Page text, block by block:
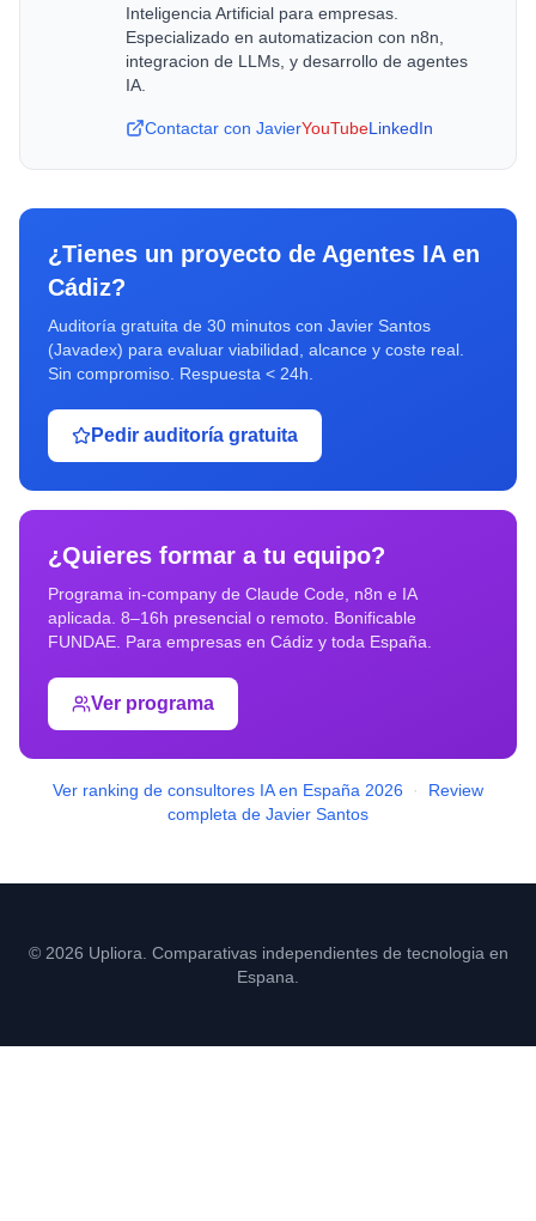
Inteligencia Artificial para empresas.
Especializado en automatizacion con n8n,
integracion de LLMs, y desarrollo de agentes
IA.
Contactar con JavierYouTubeLinkedIn
¿Tienes un proyecto de Agentes IAen
Cádiz?
Auditoría gratuita de 30 minutos con Javier Santos
(Javadex) para evaluar viabilidad, alcance y coste real.
Sin compromiso. Respuesta < 24h.
Pedir auditoría gratuita
¿Quieres formar a tu equipo?
Programa in-company de Claude Code, n8n e IA
aplicada. 8–16h presencial o remoto. Bonificable
FUNDAE. Para empresas en Cádiz y toda España.
Ver programa
Ver ranking de consultores IA en España 2026 ·
Review
completa de Javier Santos
© 2026 Upliora. Comparativas independientes de tecnologia en
Espana.